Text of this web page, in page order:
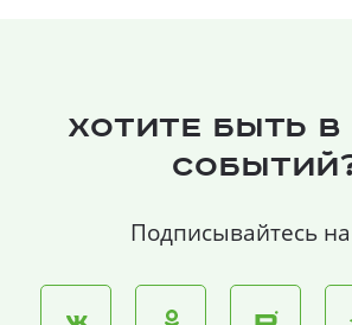
Хотите быть в
Подписывайтесь